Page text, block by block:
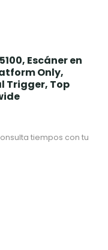
Escáner en
Only,
Trigger, Top
tiempos con tu